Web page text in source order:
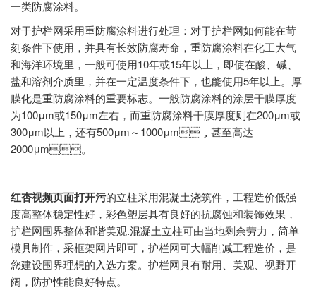
一类防腐涂料。
对于护栏网采用重防腐涂料进行处理：对于护栏网如何能在苛
刻条件下使用，并具有长效防腐寿命，重防腐涂料在化工大气
和海洋环境里，一般可使用10年或15年以上，即使在酸、碱、
盐和溶剂介质里，并在一定温度条件下，也能使用5年以上。厚
膜化是重防腐涂料的重要标志。一般防腐涂料的涂层干膜厚度
为100μm或150μm左右，而重防腐涂料干膜厚度则在200μm或
300μm以上，还有500μm～1000μm，甚至高达
2000μm。
红杏视频页面打开污的立柱采用混凝土浇筑件，工程造价低强
度高整体稳定性好，彩色塑层具有良好的抗腐蚀和装饰效果，
护栏网围界整体和谐美观.混凝土立柱可由当地剩余劳力，简单
模具制作，采框架网片即可，护栏网可大幅削减工程造价，是
您建设围界理想的入选方案。护栏网具有耐用、美观、视野开
阔，防护性能良好特点。